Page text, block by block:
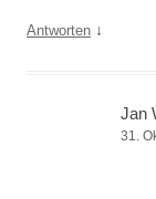
Antworten ↓
Jan
31.